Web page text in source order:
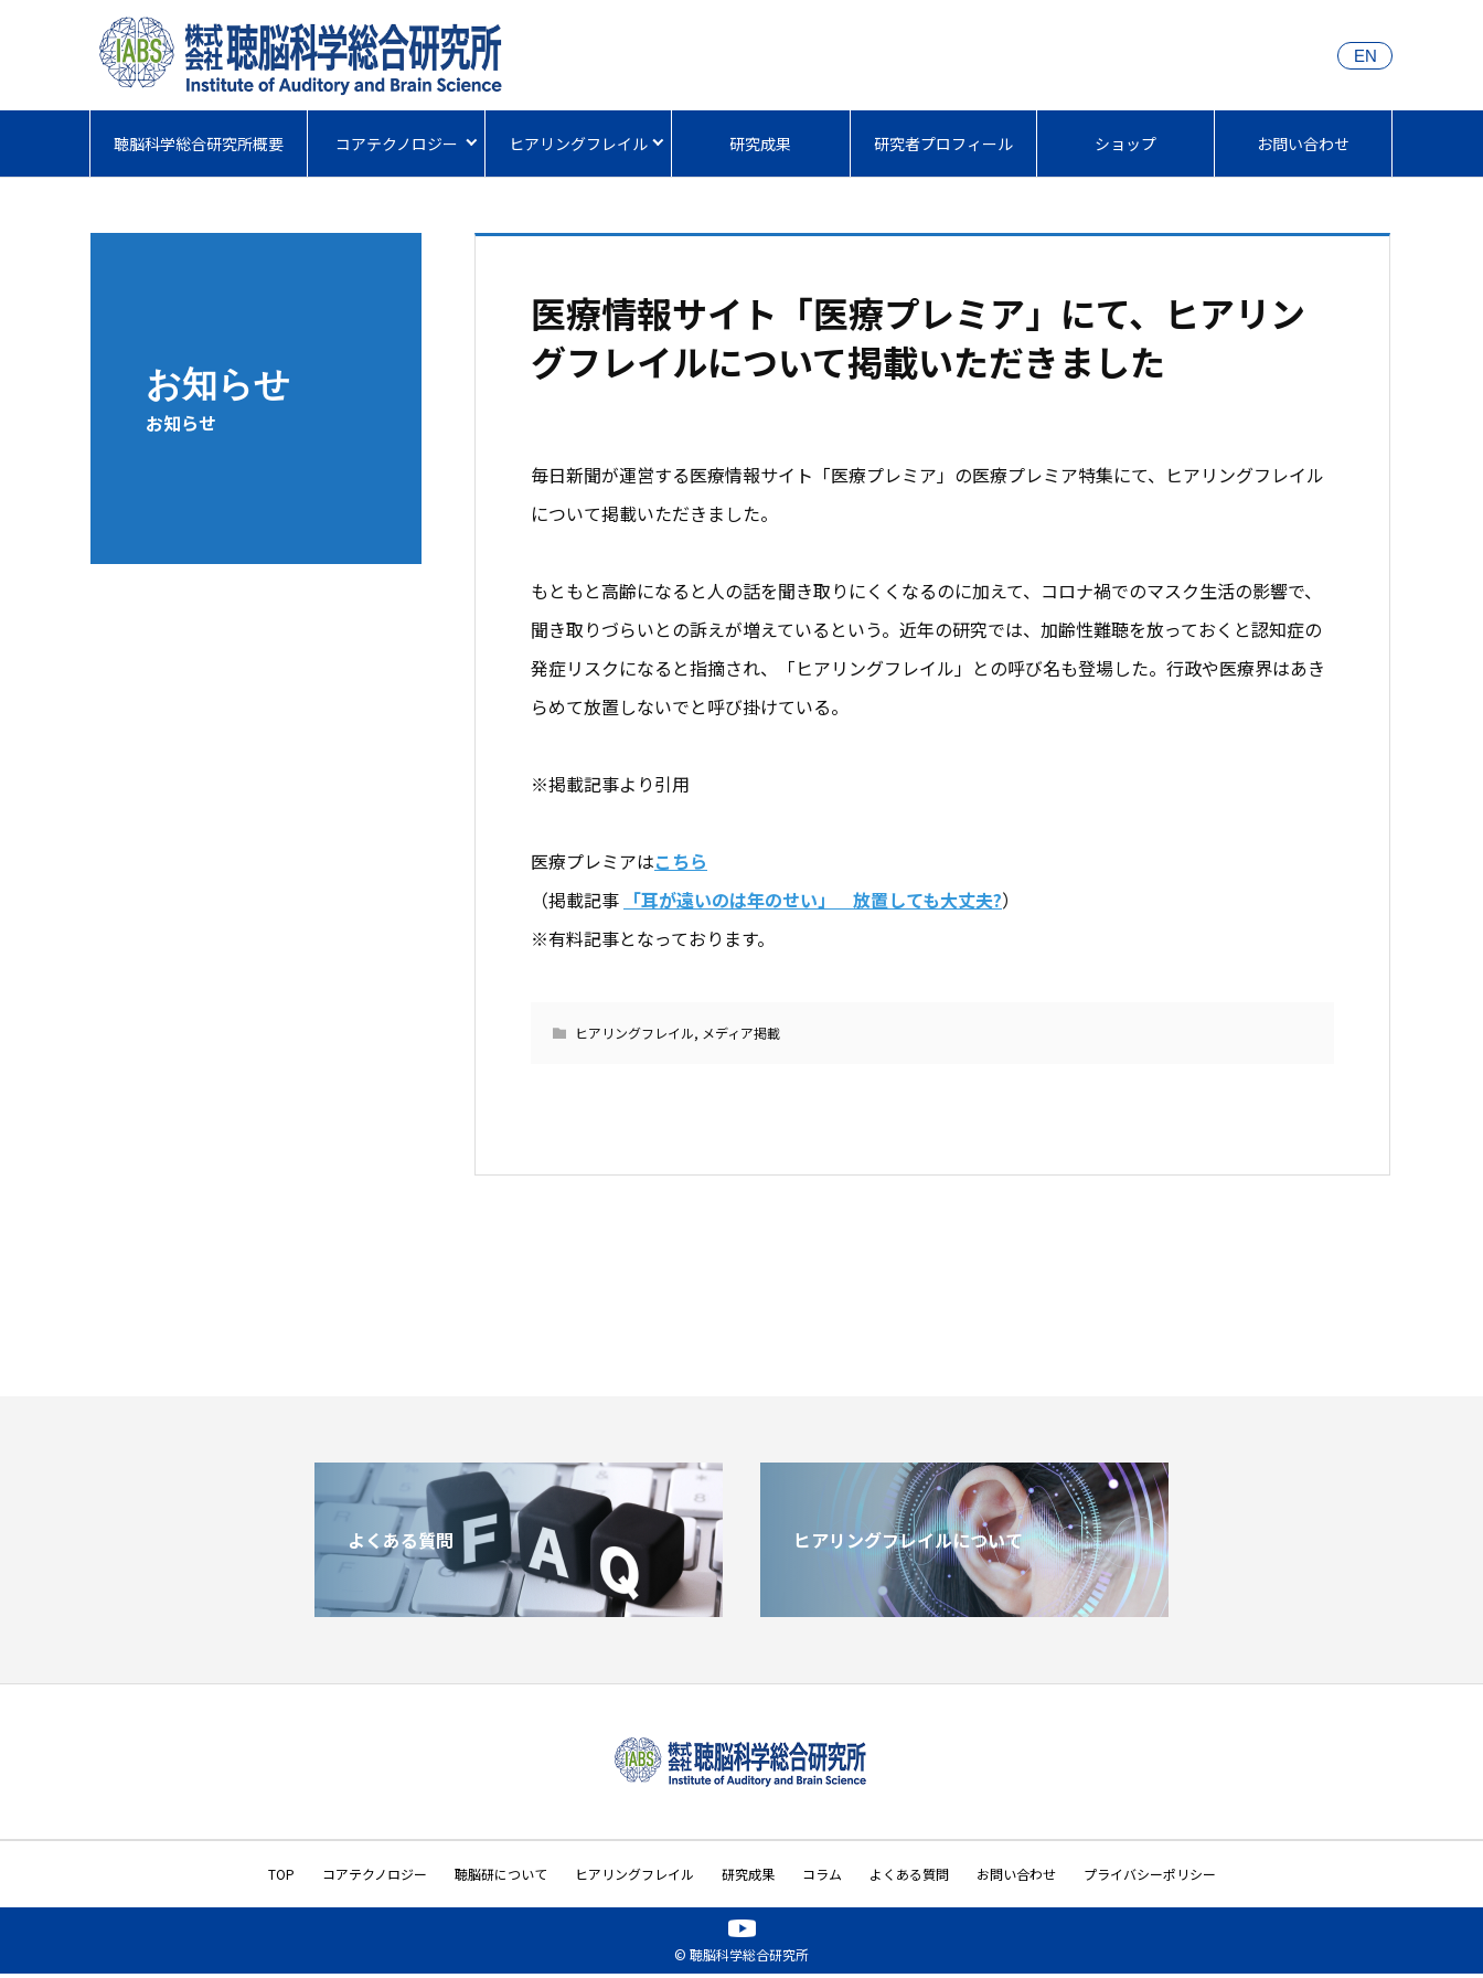
EN
聴脳科学総合研究所概要 コアテクノロジー ヒアリングフレイル 研究成果 研究者プロフィール ショップ お問い合わせ
お知らせ
お知らせ
医療情報サイト「医療プレミア」にて、ヒアリン
グフレイルについて掲載いただきました
毎日新聞が運営する医療情報サイト「医療プレミア」の医療プレミア特集にて、ヒアリングフレイル
について掲載いただきました。
もともと高齢になると人の話を聞き取りにくくなるのに加えて、コロナ禍でのマスク生活の影響で、
聞き取りづらいとの訴えが増えているという。近年の研究では、加齢性難聴を放っておくと認知症の
発症リスクになると指摘され、「ヒアリングフレイル」との呼び名も登場した。行政や医療界はあき
らめて放置しないでと呼び掛けている。
※掲載記事より引用
医療プレミアはこちら
（掲載記事 「耳が遠いのは年のせい」 放置しても大丈夫?）
※有料記事となっております。
ヒアリングフレイル, メディア掲載
よくある質問 ヒアリングフレイルについて
TOP コアテクノロジー 聴脳研について ヒアリングフレイル 研究成果 コラム よくある質問 お問い合わせ プライバシーポリシー
© 聴脳科学総合研究所